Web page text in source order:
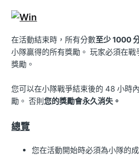
在活動結束時，所有分數至少 1000
小隊贏得的所有獎勵。 玩家必須在
獎勵。
您可以在小隊戰爭結束後的 48 小時
勵。 否則您的獎勵會永久消失。
總覽
您在活動開始時必須為小隊的成